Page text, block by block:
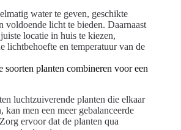
water te geven, geschikte
voldoende licht te bieden. Daarnaast
locatie in huis te kiezen,
lichtbehoefte en temperatuur van de
planten combineren voor een
luchtzuiverende planten die elkaar
kan men een meer gebalanceerde
ervoor dat de planten qua